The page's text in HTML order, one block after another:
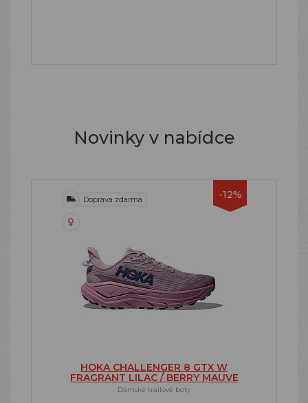
Novinky v nabídce
-12%
Doprava zdarma
HOKA CHALLENGER 8 GTX W
FRAGRANT LILAC / BERRY MAUVE
Dámské trailové boty